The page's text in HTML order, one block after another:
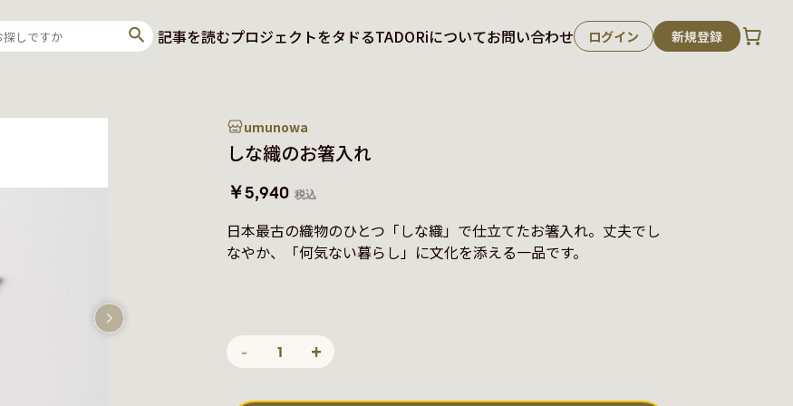
記事を読むプロジェクトをタドるTADORiについてお問い合わせ ログイン 新規登録
umunowa
しな織のお箸入れ
￥5,940 税込
日本最古の織物のひとつ「しな織」で仕立てたお箸入れ。丈夫でし
なやか、「何気ない暮らし」に文化を添える一品です。
- 1 +